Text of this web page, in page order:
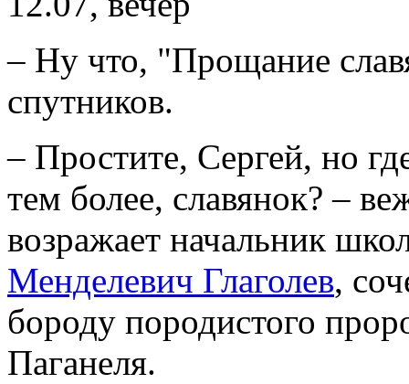
– Ну что, "Прощание
спутников.
– Простите, Сергей, но
тем более, славянок? –
возражает начальник
Менделевич Глаголев,
бороду породистого
Паганеля.